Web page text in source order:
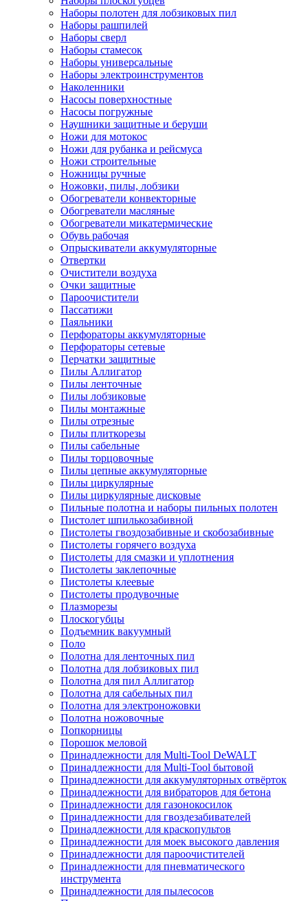
Наборы полотен для лобзиковых пил
Наборы рашпилей
Наборы сверл
Наборы стамесок
Наборы универсальные
Наборы электроинструментов
Наколенники
Насосы поверхностные
Насосы погружные
Наушники защитные и беруши
Ножи для мотокос
Ножи для рубанка и рейсмуса
Ножи строительные
Ножницы ручные
Ножовки, пилы, лобзики
Обогреватели конвекторные
Обогреватели масляные
Обогреватели микатермические
Обувь рабочая
Опрыскиватели аккумуляторные
Отвертки
Очистители воздуха
Очки защитные
Пароочистители
Пассатижи
Паяльники
Перфораторы аккумуляторные
Перфораторы сетевые
Перчатки защитные
Пилы Аллигатор
Пилы ленточные
Пилы лобзиковые
Пилы монтажные
Пилы отрезные
Пилы плиткорезы
Пилы сабельные
Пилы торцовочные
Пилы цепные аккумуляторные
Пилы циркулярные
Пилы циркулярные дисковые
Пильные полотна и наборы пильных полотен
Пистолет шпилькозабивной
Пистолеты гвоздозабивные и скобозабивные
Пистолеты горячего воздуха
Пистолеты для смазки и уплотнения
Пистолеты заклепочные
Пистолеты клеевые
Пистолеты продувочные
Плазморезы
Плоскогубцы
Подъемник вакуумный
Поло
Полотна для ленточных пил
Полотна для лобзиковых пил
Полотна для пил Аллигатор
Полотна для сабельных пил
Полотна для электроножовки
Полотна ножовочные
Попкорницы
Порошок меловой
Принадлежности для Multi-Tool DeWALT
Принадлежности для Multi-Tool бытовой
Принадлежности для аккумуляторных отвёрток
Принадлежности для вибраторов для бетона
Принадлежности для газонокосилок
Принадлежности для гвоздезабивателей
Принадлежности для краскопультов
Принадлежности для моек высокого давления
Принадлежности для пароочистителей
Принадлежности для пневматического
инструмента
Принадлежности для пылесосов